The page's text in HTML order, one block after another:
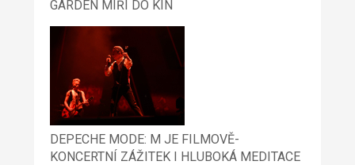
GARDEN MÍŘÍ DO KIN
DEPECHE MODE: M JE FILMOVĚ-
KONCERTNÍ ZÁŽITEK I HLUBOKÁ MEDITACE